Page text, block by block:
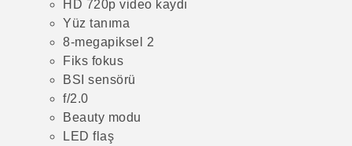
HD 720p video kaydı
Yüz tanıma
8-megapiksel 2
Fiks fokus
BSI sensörü
f/2.0
Beauty modu
LED flaş